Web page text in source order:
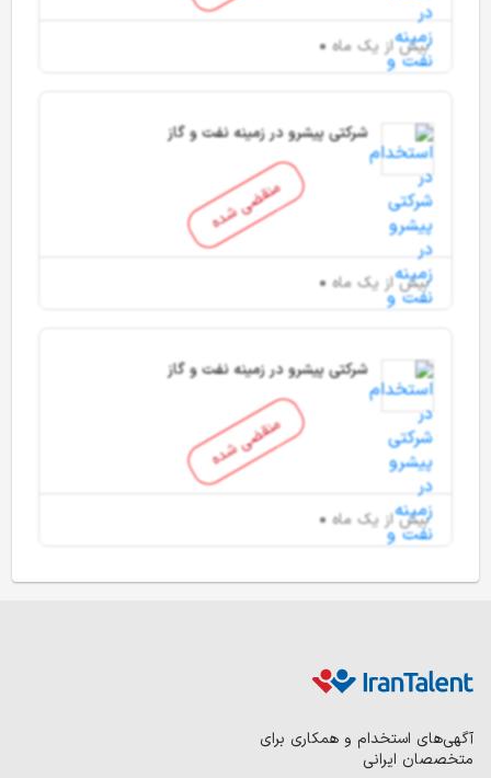
بیش از یک ماه
منقضی شده
شرکتی پیشرو در زمینه نفت و گاز
بیش از یک ماه
منقضی شده
شرکتی پیشرو در زمینه نفت و گاز
بیش از یک ماه
آگهی‌های استخدام و همکاری برای
متخصصان ایرانی